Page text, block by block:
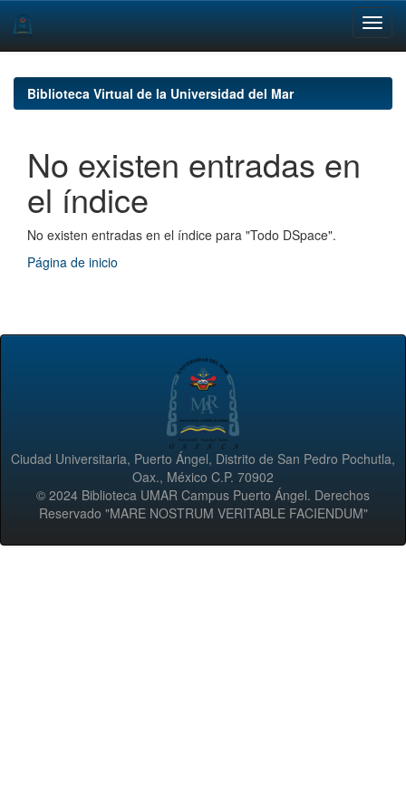
navigationBiblioteca Virtual de la Universidad del Mar
No existen entradas en
el índice
No existen entradas en el índice para "Todo DSpace".
Página de inicio
Ciudad Universitaria, Puerto Ángel, Distrito de San Pedro Pochutla,
Oax., México C.P. 70902
© 2024 Biblioteca UMAR Campus Puerto Ángel. Derechos
Reservado "MARE NOSTRUM VERITABLE FACIENDUM"